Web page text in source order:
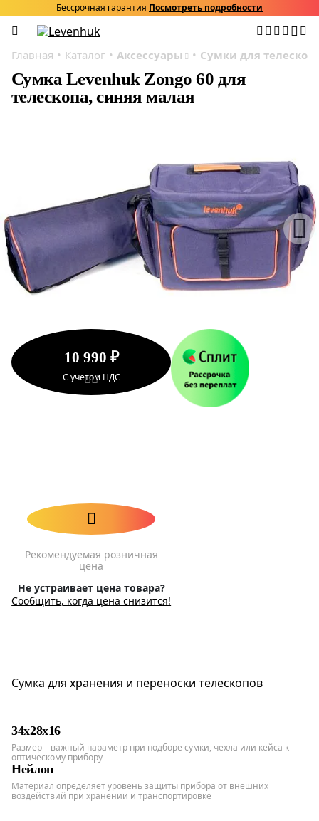
Бессрочная гарантия Посмотреть подробности
Главная Каталог Аксессуары Сумки для
Сумка Levenhuk Zongo 60 для
телескопа, синяя малая
10 990 ₽
С учетом НДС
Рекомендуемая розничная
цена
Не устраивает цена товара?
Сообщить, когда цена снизится!
Сумка для хранения и переноски телескопов
34х28х16
Размер – важный параметр при подборе сумки, чехла или кейса к
оптическому прибору
Нейлон
Материал определяет уровень защиты прибора от внешних
воздействий при хранении и транспортировке